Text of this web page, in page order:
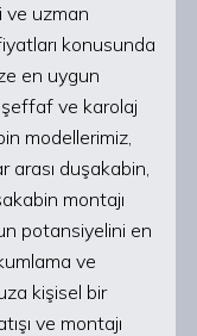
ve uzman
konusunda
en uygun
ve karolaj
modellerimiz,
arası duşakabin,
montajı
potansiyelini en
ve
kişisel bir
ve montajı